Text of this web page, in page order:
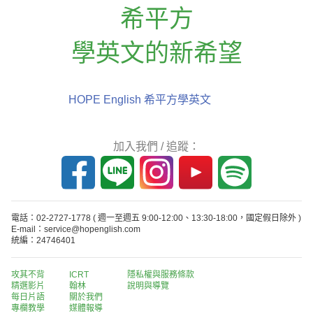
希平方
學英文的新希望
HOPE English 希平方學英文
加入我們 / 追蹤：
電話：02-2727-1778 ( 週一至週五 9:00-12:00、13:30-18:00，國定假日除外 )
E-mail：service@hopenglish.com
統編：24746401
攻其不背
精選影片
每日片語
專欄教學
ICRT
翰林
關於我們
媒體報導
隱私權與服務條款
說明與導覽